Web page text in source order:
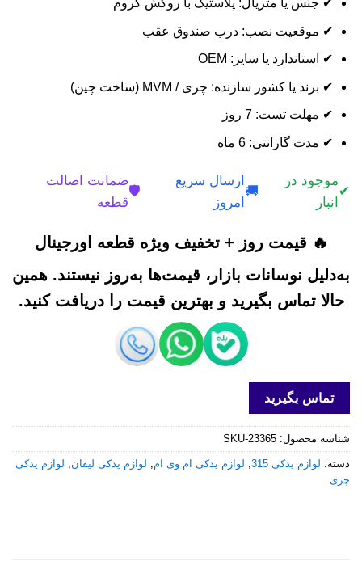
✔ جنس یا متریال: پلاستیک با روکش کروم
✔ موقعیت نصب: درب صندوق عقب
✔ استاندارد یا سایز: OEM
✔ برند یا کشور سازنده: چری / MVM (ساخت چین)
✔ مهلت تست: 7 روز
✔ مدت گارانتی: 6 ماه
✔
موجود در
انبار
🚚
ارسال سریع
امروز
🛡️
ضمانت اصالت
قطعه
🔥 قیمت روز + تخفیف ویژه قطعه اورجینال
به‌دلیل نوسانات بازار، قیمت‌ها به‌روز نیستند. همین
حالا تماس بگیرید و بهترین قیمت را دریافت کنید.
تماس بگیرید
شناسه محصول: SKU-23365
دسته: لوازم یدکی 315 , لوازم یدکی ام وی ام, لوازم یدکی لیفان, لوازم یدکی
چری